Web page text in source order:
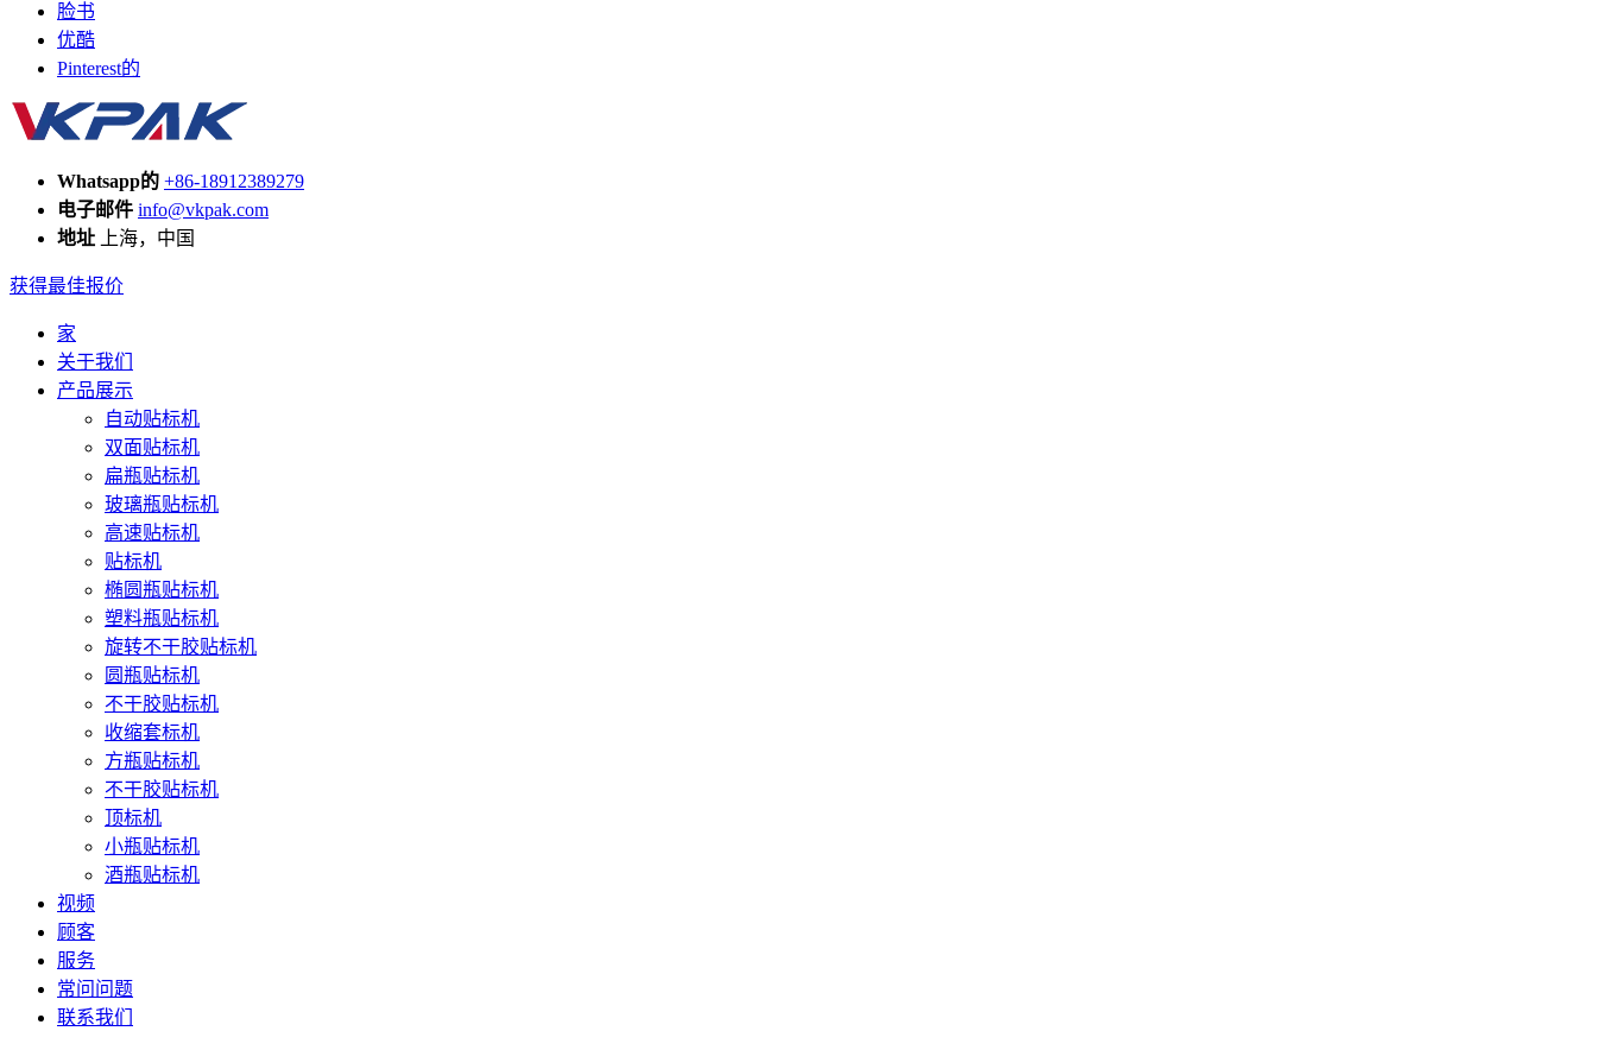
脸书
优酷
Pinterest的
Whatsapp的 +86-18912389279
电子邮件 info@vkpak.com
地址 上海，中国
获得最佳报价
家
关于我们
产品展示
自动贴标机
双面贴标机
扁瓶贴标机
玻璃瓶贴标机
高速贴标机
贴标机
椭圆瓶贴标机
塑料瓶贴标机
旋转不干胶贴标机
圆瓶贴标机
不干胶贴标机
收缩套标机
方瓶贴标机
不干胶贴标机
顶标机
小瓶贴标机
酒瓶贴标机
视频
顾客
服务
常问问题
联系我们